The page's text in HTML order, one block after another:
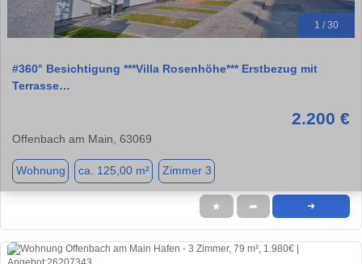
1 / 30
#360° Besichtigung ***Villa Rosenhöhe*** Erstbezug mit
Terrasse…
2.200 €
Offenbach am Main, 63069
Wohnung ca. 125,00 m² Zimmer 3
★ ➦ ➜